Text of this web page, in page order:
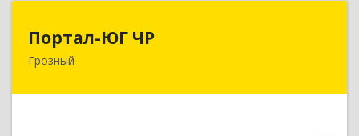
Портал-ЮГ ЧР
Грозный
364906, Чеченская Респ, Грозный г, Путина пр-